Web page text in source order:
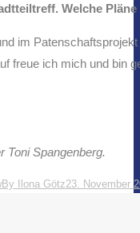
Welche
im
freue ich mich und bin
Toni Spangenberg.
By Ilona Götz23. November